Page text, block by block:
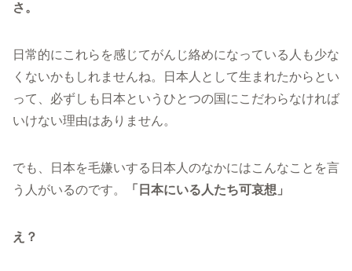
さ。
日常的にこれらを感じてがんじ絡めになっている人も少な
くないかもしれませんね。日本人として生まれたからとい
って、必ずしも日本というひとつの国にこだわらなければ
いけない理由はありません。
でも、日本を毛嫌いする日本人のなかにはこんなことを言
う人がいるのです。
「日本にいる人たち可哀想」
え？